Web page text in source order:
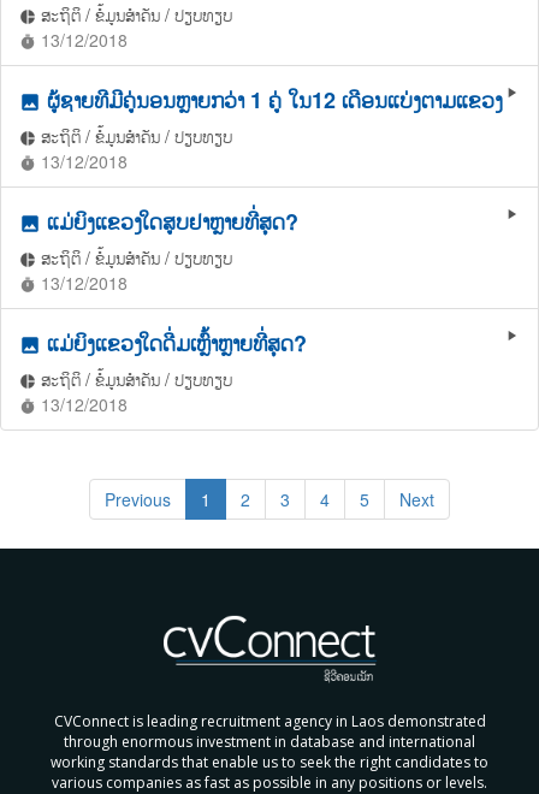
pie_chart ສະຖິຕິ / ຂໍ້ມູນສຳຄັນ / ປຽບທຽບ
timer 13/12/2018
play_arrow
photo ຜູ້ຊາຍທີມີຄູ່ນອນຫຼາຍກວ່າ 1 ຄູ່ ໃນ12 ເດືອນແບ່ງຕາມແຂວງ
pie_chart ສະຖິຕິ / ຂໍ້ມູນສຳຄັນ / ປຽບທຽບ
timer 13/12/2018
play_arrow
photo ແມ່ຍິງແຂວງໃດສູບຢາຫຼາຍທີ່ສຸດ?
pie_chart ສະຖິຕິ / ຂໍ້ມູນສຳຄັນ / ປຽບທຽບ
timer 13/12/2018
play_arrow
photo ແມ່ຍິງແຂວງໃດດື່ມເຫຼົ້າຫຼາຍທີ່ສຸດ?
pie_chart ສະຖິຕິ / ຂໍ້ມູນສຳຄັນ / ປຽບທຽບ
timer 13/12/2018
Previous 1 2 3 4 5 Next
CVConnect is leading recruitment agency in Laos demonstrated
through enormous investment in database and international
working standards that enable us to seek the right candidates to
various companies as fast as possible in any positions or levels.